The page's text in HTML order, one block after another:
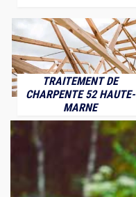
TRAITEMENT DE
CHARPENTE 52 HAUTE-
MARNE